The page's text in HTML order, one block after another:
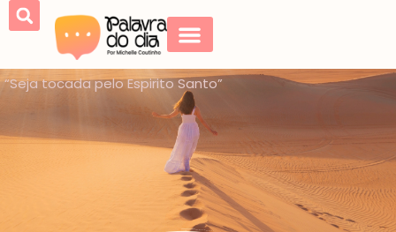
“Seja tocada pelo Espirito Santo”